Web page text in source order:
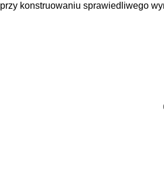
przy konstruowaniu sprawiedliwego